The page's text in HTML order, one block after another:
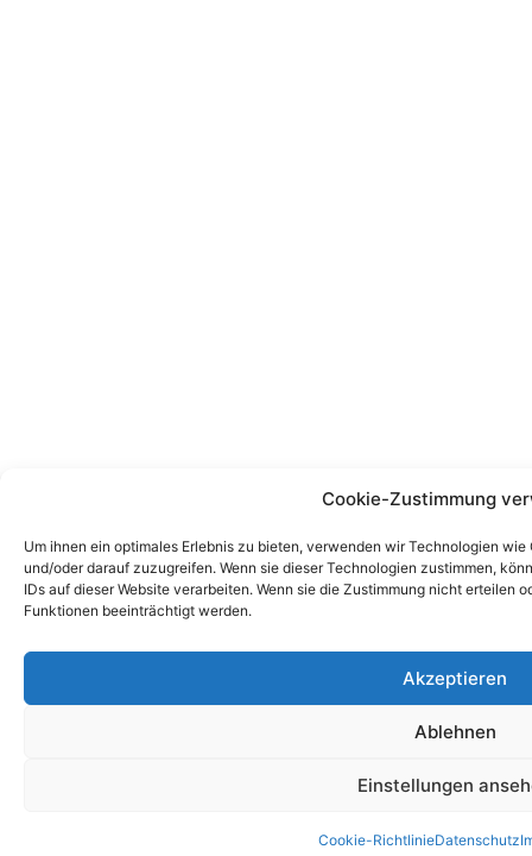
Cookie-Zustimmung
Um ihnen ein optimales Erlebnis zu bieten, verwenden wir Technologien
und/oder darauf zuzugreifen. Wenn sie dieser Technologien zustimmen,
IDs auf dieser Website verarbeiten. Wenn sie die Zustimmung nicht erteilen
Funktionen beeinträchtigt werden.
Akzeptieren
Ablehnen
Einstellungen
Cookie-RichtlinieDatenschutz